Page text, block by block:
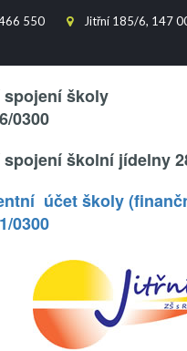
466 550 
Jitřní 185/6, 147
spojení školy
0300
školní jídelny
účet školy
0300